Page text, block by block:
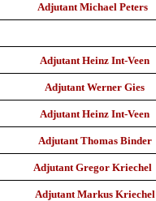
Adjutant Michael Peters
Adjutant Heinz Int-Veen
Adjutant Werner Gies
Adjutant Heinz Int-Veen
Adjutant Thomas Binder
Adjutant Gregor Kriechel
Adjutant Markus Kriechel